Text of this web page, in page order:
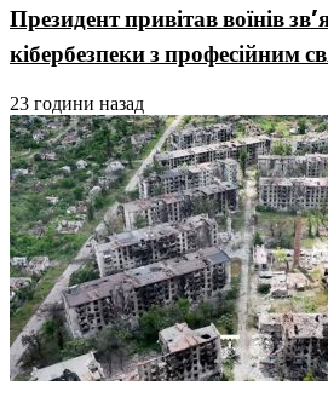
Президент привітав воїнів
кібербезпеки з професійним
23 години назад